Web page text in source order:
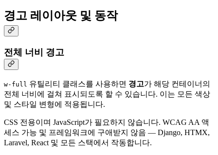
경고 레이아웃 및 동작
전체 너비 경고
w-full 유틸리티 클래스를 사용하면 경고가 해당 컨테이너의
전체 너비에 걸쳐 표시되도록 할 수 있습니다. 이는 모든 색상
및 스타일 변형에 적용됩니다.
CSS 전용이며 JavaScript가 필요하지 않습니다. WCAG AA 액
세스 가능 및 프레임워크에 구애받지 않음 — Django, HTMX,
Laravel, React 및 모든 스택에서 작동합니다.